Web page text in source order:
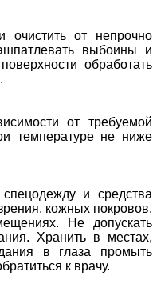
очистить от непрочно
выбоины и
обработать
от требуемой
температуре не ниже
и средства
кожных покровов.
Не допускать
Хранить в местах,
в глаза промыть
к врачу.